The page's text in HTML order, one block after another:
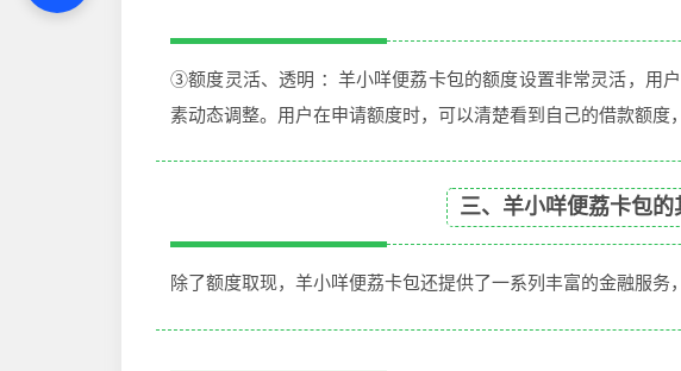
③额度灵活、透明 ：羊小咩便荔卡包的额度设置非常灵活，用
素动态调整。用户在申请额度时，可以清楚看到自己的借款额度
三、羊小咩便荔卡包的
除了额度取现，羊小咩便荔卡包还提供了一系列丰富的金融服务